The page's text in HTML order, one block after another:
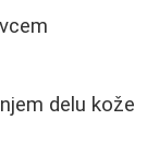
delu kože